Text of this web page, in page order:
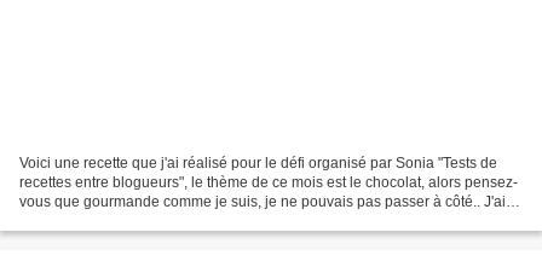
Voici une recette que j'ai réalisé pour le défi organisé par Sonia "Tests de
recettes entre blogueurs", le thème de ce mois est le chocolat, alors pensez-
vous que gourmande comme je suis, je ne pouvais pas passer à côté.. J'ai